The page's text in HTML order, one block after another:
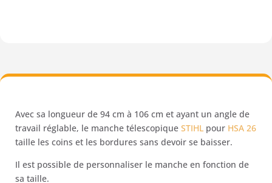
–
Avec sa longueur de 94 cm à 106 cm et ayant un angle de
travail réglable, le manche télescopique STIHL pour HSA 26
taille les coins et les bordures sans devoir se baisser.
Il est possible de personnaliser le manche en fonction de
sa taille.